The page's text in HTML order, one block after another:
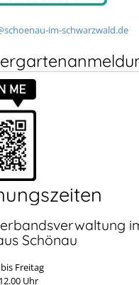
im-schwarzwald.de
Schönau
Freitag
Uhr